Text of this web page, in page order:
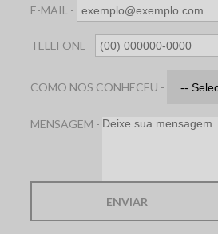
E-MAIL -
TELEFONE -
COMO NOS CONHECEU -
MENSAGEM -
ENVIAR